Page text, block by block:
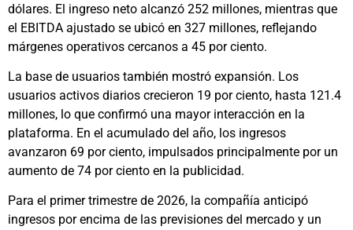
dólares. El ingreso neto alcanzó 252 millones, mientras que
el EBITDA ajustado se ubicó en 327 millones, reflejando
márgenes operativos cercanos a 45 por ciento.
La base de usuarios también mostró expansión. Los
usuarios activos diarios crecieron 19 por ciento, hasta 121.4
millones, lo que confirmó una mayor interacción en la
plataforma. En el acumulado del año, los ingresos
avanzaron 69 por ciento, impulsados principalmente por un
aumento de 74 por ciento en la publicidad.
Para el primer trimestre de 2026, la compañía anticipó
ingresos por encima de las previsiones del mercado y un